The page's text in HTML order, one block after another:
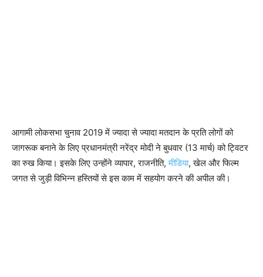
आगामी लोकसभा चुनाव 2019 में ज्यादा से ज्यादा मतदान के प्रति लोगों को
जागरूक बनाने के लिए प्रधानमंत्री नरेंद्र मोदी ने बुधवार (13 मार्च) को ट्विटर
का रुख किया। इसके लिए उन्होंने व्यापार, राजनीति,मीडिया, खेल और फिल्म
जगत से जुड़ी विभिन्न हस्तियों से इस काम में सहयोग करने की अपील की।